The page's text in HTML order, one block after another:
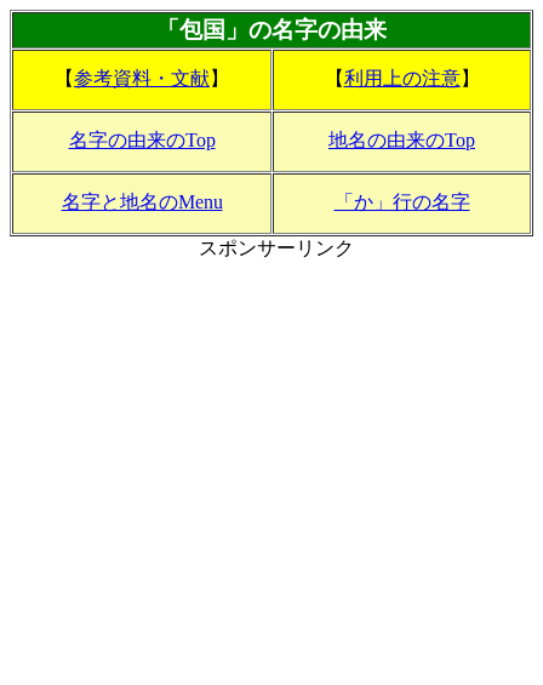
「包国」の名字の由来
【参考資料・文献】 【利用上の注意】
名字の由来のTop 地名の由来のTop
名字と地名のMenu 「か」行の名字
スポンサーリンク